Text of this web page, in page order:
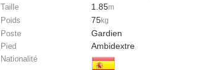
Taille 1.85m
Poids 75kg
Poste Gardien
Pied Ambidextre
Nationalité